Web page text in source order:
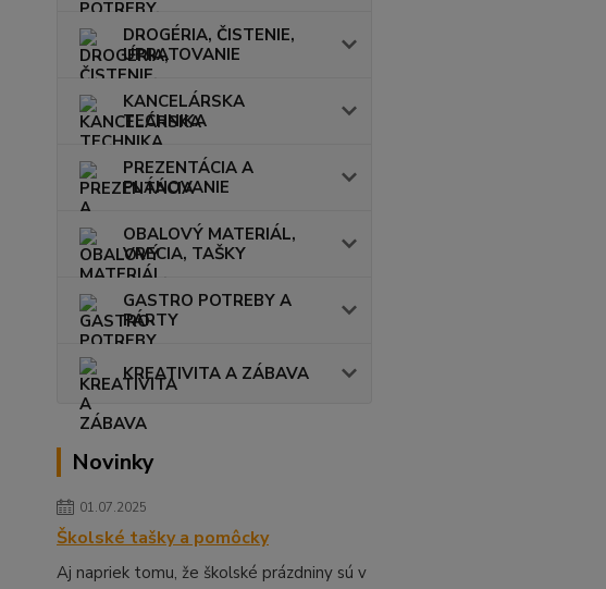
DROGÉRIA, ČISTENIE,
UPRATOVANIE
KANCELÁRSKA
TECHNIKA
PREZENTÁCIA A
PLÁNOVANIE
OBALOVÝ MATERIÁL,
VRECIA, TAŠKY
GASTRO POTREBY A
PÁRTY
KREATIVITA A ZÁBAVA
Novinky
01.07.2025
Školské tašky a pomôcky
Aj napriek tomu, že školské prázdniny sú v